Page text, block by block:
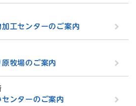
工センターのご案内
牧場のご案内
ンターのご案内